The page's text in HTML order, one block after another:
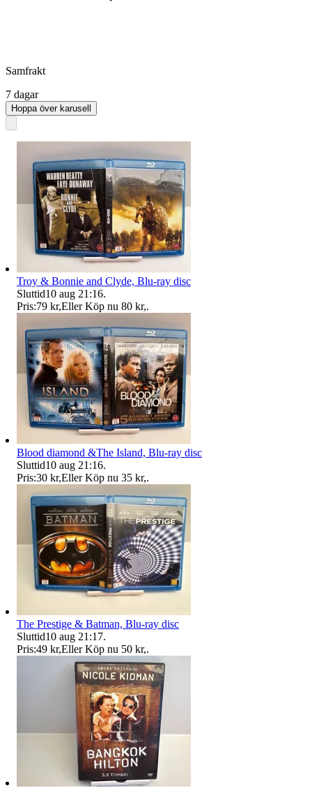
Samfrakt
7 dagar
Hoppa över karusell
Troy & Bonnie and Clyde, Blu-ray disc
Sluttid10 aug 21:16.
Pris:79 kr,Eller Köp nu 80 kr,.
Blood diamond &The Island, Blu-ray disc
Sluttid10 aug 21:16.
Pris:30 kr,Eller Köp nu 35 kr,.
The Prestige & Batman, Blu-ray disc
Sluttid10 aug 21:17.
Pris:49 kr,Eller Köp nu 50 kr,.